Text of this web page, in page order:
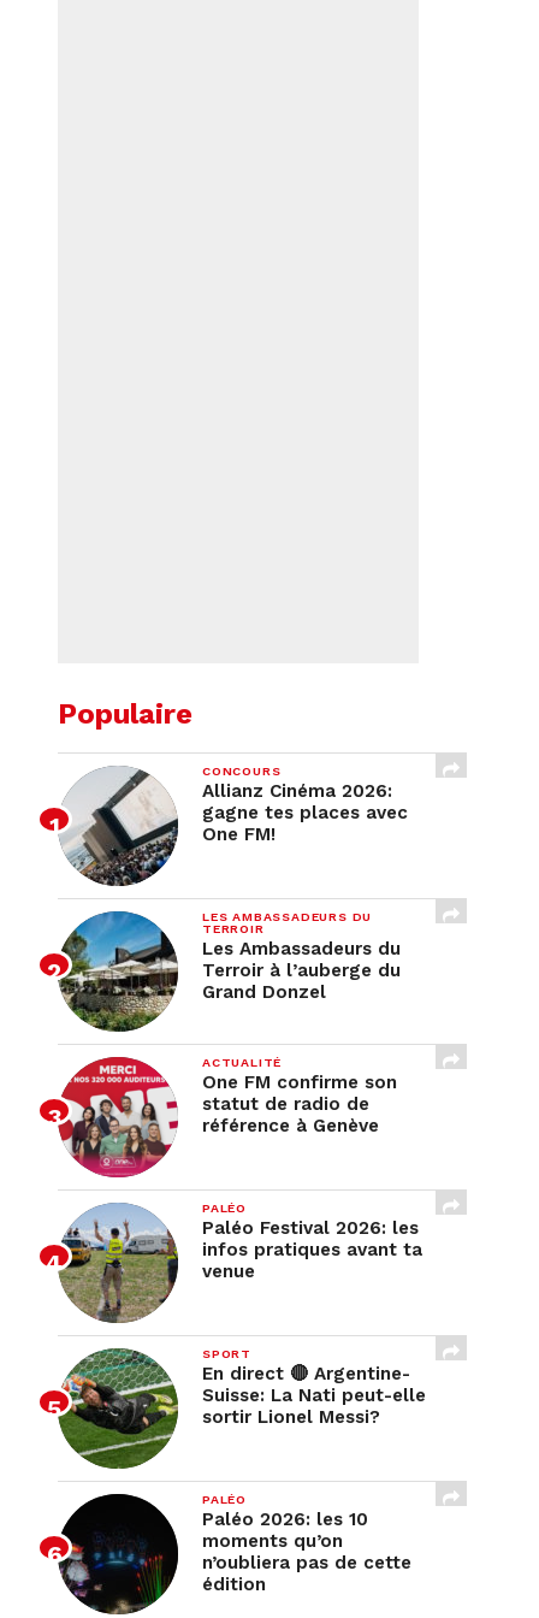
Populaire
CONCOURS
Allianz Cinéma 2026:
gagne tes places avec
One FM!
LES AMBASSADEURS DU
TERROIR
Les Ambassadeurs du
Terroir à l’auberge du
Grand Donzel
ACTUALITÉ
One FM confirme son
statut de radio de
référence à Genève
PALÉO
Paléo Festival 2026: les
infos pratiques avant ta
venue
SPORT
En direct 🔴 Argentine-
Suisse: La Nati peut-elle
sortir Lionel Messi?
PALÉO
Paléo 2026: les 10
moments qu’on
n’oubliera pas de cette
édition